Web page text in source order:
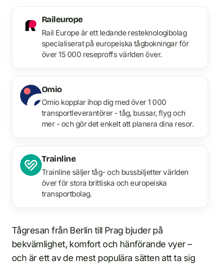
Raileurope
Rail Europe är ett ledande resteknologibolag
specialiserat på europeiska tågbokningar för
över 15 000 reseproffs världen över.
Omio
Omio kopplar ihop dig med över 1 000
transportleverantörer - tåg, bussar, flyg och
mer - och gör det enkelt att planera dina resor.
Trainline
Trainline säljer tåg- och bussbiljetter världen
över för stora brittiska och europeiska
transportbolag.
Tågresan från Berlin till Prag bjuder på
bekvämlighet, komfort och hänförande vyer –
och är ett av de mest populära sätten att ta sig